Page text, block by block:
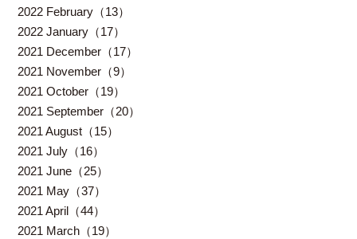
2022 February（13）
2022 January（17）
2021 December（17）
2021 November（9）
2021 October（19）
2021 September（20）
2021 August（15）
2021 July（16）
2021 June（25）
2021 May（37）
2021 April（44）
2021 March（19）